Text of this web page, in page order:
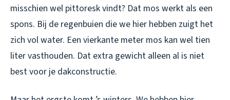
misschien wel pittoresk vindt? Dat mos werkt als een
spons. Bij de regenbuien die we hier hebben zuigt het
zich vol water. Een vierkante meter mos kan wel tien
liter vasthouden. Dat extra gewicht alleen al is niet
best voor je dakconstructie.